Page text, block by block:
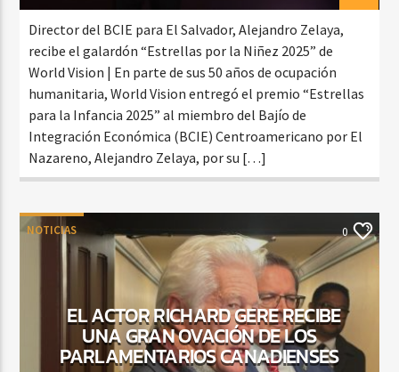
Director del BCIE para El Salvador, Alejandro Zelaya,
recibe el galardón “Estrellas por la Niñez 2025” de
World Vision | En parte de sus 50 años de ocupación
humanitaria, World Vision entregó el premio “Estrellas
para la Infancia 2025” al miembro del Bajío de
Integración Económica (BCIE) Centroamericano por El
Nazareno, Alejandro Zelaya, por su […]
NOTICIAS 0
EL ACTOR RICHARD GERE RECIBE
UNA GRAN OVACIÓN DE LOS
PARLAMENTARIOS CANADIENSES